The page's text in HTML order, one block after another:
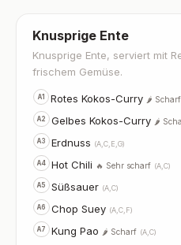
Knusprige Ente
Knusprige Ente, serviert mit
frischem Gemüse.
A1 Rotes Kokos-Curry 🌶️ Scharf
A2 Gelbes Kokos-Curry 🌶️
A3 Erdnuss (A,C,E,G)
A4 Hot Chili 🔥 Sehr scharf (A,C)
A5 Süßsauer (A,C)
A6 Chop Suey (A,C,F)
A7 Kung Pao 🌶️ Scharf (A,C)